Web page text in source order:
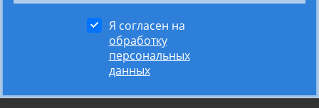
Я согласен на
обработку
персональных
данных